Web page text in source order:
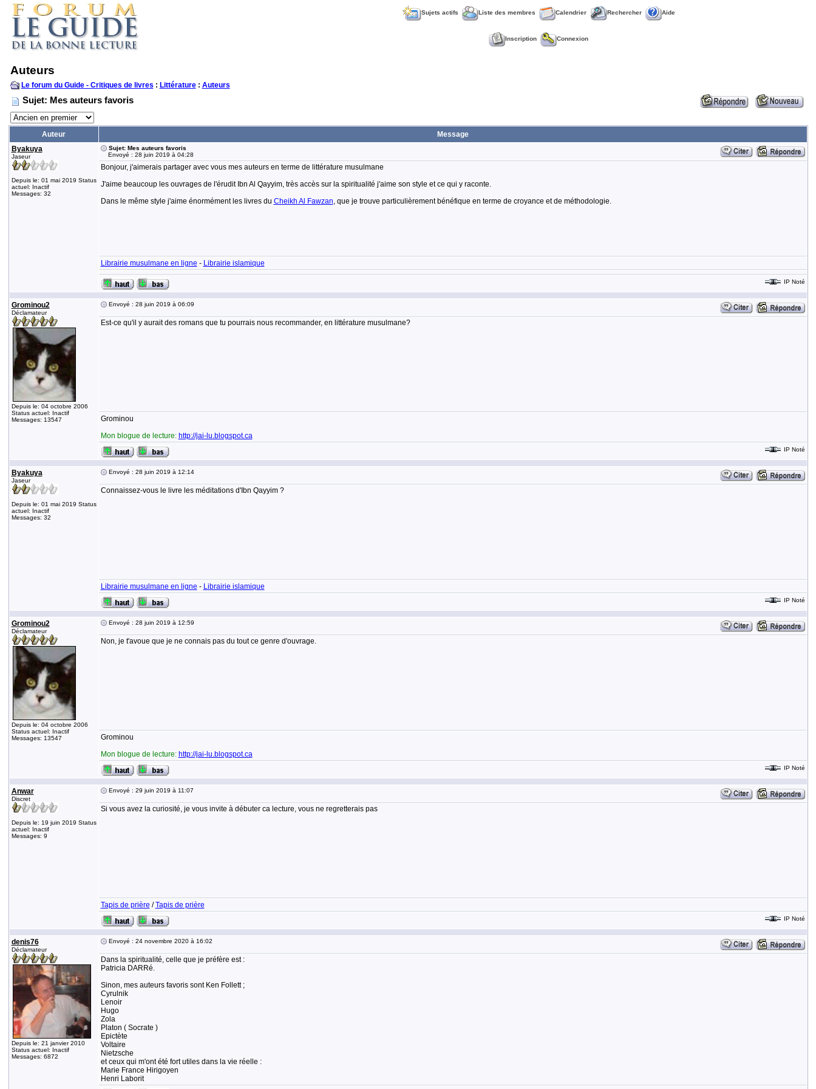
Sujets actifs Liste des membres Calendrier Rechercher Aide
Inscription Connexion
Auteurs
Le forum du Guide - Critiques de livres : Littérature: Auteurs
Sujet: Mes auteurs favoris
Auteur
Message
Byakuya
Jaseur
Depuis le: 01 mai 2019 Status
actuel: Inactif
Messages: 32
Sujet: Mes auteurs favoris
Envoyé : 28 juin 2019 à 04:28
Bonjour, j'aimerais partager avec vous mes auteurs en terme de littérature musulmane
J'aime beaucoup les ouvrages de l'érudit Ibn Al Qayyim, très accès sur la spiritualité j'aime son style et ce qui y raconte.
Dans le même style j'aime énormément les livres du Cheikh Al Fawzan, que je trouve particulièrement bénéfique en terme de croyance et de méthodologie.
Librairie musulmane en ligne - Librairie islamique
IP Noté
Grominou2
Déclamateur
Depuis le: 04 octobre 2006
Status actuel: Inactif
Messages: 13547
Envoyé : 28 juin 2019 à 06:09
Est-ce qu'il y aurait des romans que tu pourrais nous recommander, en littérature musulmane?
Grominou
Mon blogue de lecture: http://jai-lu.blogspot.ca
IP Noté
Byakuya
Jaseur
Depuis le: 01 mai 2019 Status
actuel: Inactif
Messages: 32
Envoyé : 28 juin 2019 à 12:14
Connaissez-vous le livre les méditations d'Ibn Qayyim ?
Librairie musulmane en ligne - Librairie islamique
IP Noté
Grominou2
Déclamateur
Depuis le: 04 octobre 2006
Status actuel: Inactif
Messages: 13547
Envoyé : 28 juin 2019 à 12:59
Non, je t'avoue que je ne connais pas du tout ce genre d'ouvrage.
Grominou
Mon blogue de lecture: http://jai-lu.blogspot.ca
IP Noté
Anwar
Discret
Depuis le: 19 juin 2019 Status
actuel: Inactif
Messages: 9
Envoyé : 29 juin 2019 à 11:07
Si vous avez la curiosité, je vous invite à débuter ca lecture, vous ne regretterais pas
Tapis de prière /Tapis de prière
IP Noté
denis76
Déclamateur
Depuis le: 21 janvier 2010
Status actuel: Inactif
Messages: 6872
Envoyé : 24 novembre 2020 à 16:02
Dans la spiritualité, celle que je préfère est :
Patricia DARRé.
Sinon, mes auteurs favoris sont Ken Follett ;
Cyrulnik
Lenoir
Hugo
Zola
Platon ( Socrate )
Epictète
Voltaire
Nietzsche
et ceux qui m'ont été fort utiles dans la vie réelle :
Marie France Hirigoyen
Henri Laborit